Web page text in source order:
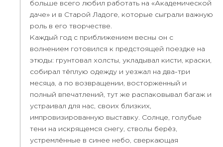
больше всего любил работать на «Академической
даче» и в Старой Ладоге, которые сыграли важную
роль в его творчестве.
Каждый год с приближением весны он с
волнением готовился к предстоящей поездке на
этюды: грунтовал холсты, укладывал кисти, краски,
собирал тёплую одежду и уезжал на два-три
месяца, а по возвращении, восторженный и
полный впечатлений, тут же распаковывал багаж и
устраивал для нас, своих близких,
импровизированную выставку. Солнце, голубые
тени на искрящемся снегу, стволы берёз,
устремлённые в синее небо, сверкающая